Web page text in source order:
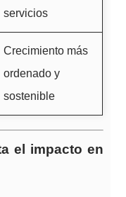
servicios
Crecimiento más
ordenado y
sostenible
el impacto en